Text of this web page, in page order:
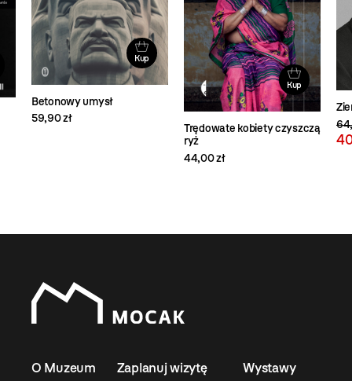
Kup
Betonowy umysł
59,90 zł
Kup
Trędowate kobiety czyszczą
ryż
44,00 zł
O Muzeum Zaplanuj wizytę Wystawy